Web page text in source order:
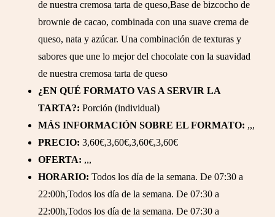
de nuestra cremosa tarta de queso,Base de bizcocho de
brownie de cacao, combinada con una suave crema de
queso, nata y azúcar. Una combinación de texturas y
sabores que une lo mejor del chocolate con la suavidad
de nuestra cremosa tarta de queso
¿EN QUÉ FORMATO VAS A SERVIR LA
TARTA?: Porción (individual)
MÁS INFORMACIÓN SOBRE EL FORMATO: ,,,
PRECIO: 3,60€,3,60€,3,60€,3,60€
OFERTA: ,,,
HORARIO: Todos los día de la semana. De 07:30 a
22:00h,Todos los día de la semana. De 07:30 a
22:00h,Todos los día de la semana. De 07:30 a